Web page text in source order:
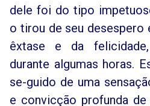
dele foi do tipo
o tirou de seu desespero
êxtase e da
durante algumas horas.
se-guido de uma
e convicção profunda